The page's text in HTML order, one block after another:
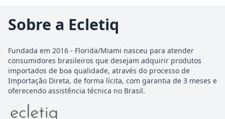
Sobre a Ecletiq
Fundada em 2016 - Florida/Miami nasceu para atender
consumidores brasileiros que desejam adquirir produtos
importados de boa qualidade, através do processo de
Importação Direta, de forma lícita, com garantia de 3 meses e
oferecendo assistência técnica no Brasil.